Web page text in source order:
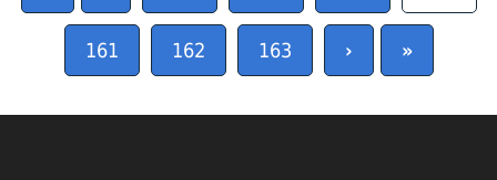
161 162 163 › »